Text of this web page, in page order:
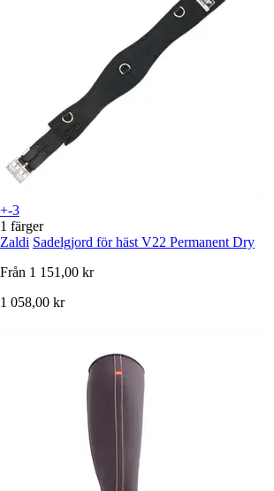
+-3
1 färger
Zaldi Sadelgjord för häst V22 Permanent Dry
Från 1 151,00 kr
1 058,00 kr